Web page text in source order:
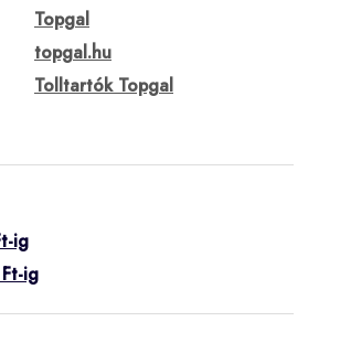
Topgal
topgal.hu
Tolltartók Topgal
ig
ig